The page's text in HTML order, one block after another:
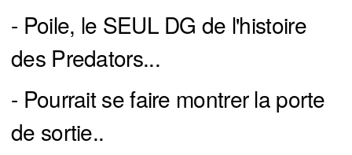
- Poile, le SEUL DG de l'histoire
des Predators...
- Pourrait se faire montrer la porte
de sortie..